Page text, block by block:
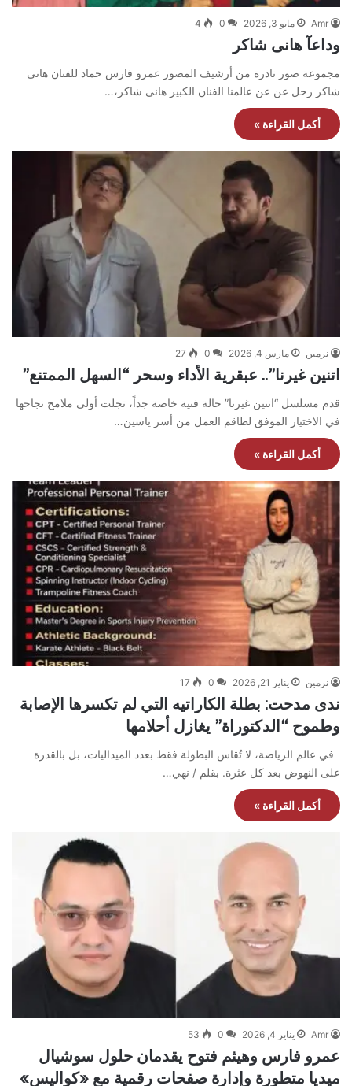
Amr مايو 3, 2026 0
4
وداعآ هانى شاكر
مجموعة صور نادرة من أرشيف المصور عمرو فارس حماد للفنان هانى
شاكر رحل عن عن عالمنا الفنان الكبير هانى شاكر،…
أكمل القراءة »
نرمين مارس 4, 2026 0
27
اتنين غيرنا”.. عبقرية الأداء وسحر “السهل الممتنع”
قدم مسلسل “اتنين غيرنا” حالة فنية خاصة جداً، تجلت أولى ملامح نجاحها
في الاختيار الموفق لطاقم العمل من أسر ياسين…
أكمل القراءة »
نرمين يناير 21, 2026 0
17
ندى مدحت: بطلة الكاراتيه التي لم تكسرها الإصابة
وطموح “الدكتوراة” يغازل أحلامها
​في عالم الرياضة، لا تُقاس البطولة فقط بعدد الميداليات، بل بالقدرة
على النهوض بعد كل عثرة. بقلم / نهي…
أكمل القراءة »
Amr يناير 4, 2026 0
53
عمرو فارس وهيثم فتوح يقدمان حلول سوشيال
ميديا متطورة وإدارة صفحات رقمية مع «كواليس»